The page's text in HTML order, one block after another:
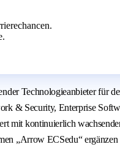
Technologieanbieter für
& Security, Enterprise
mit kontinuierlich
„Arrow ECSedu“ ergänzen